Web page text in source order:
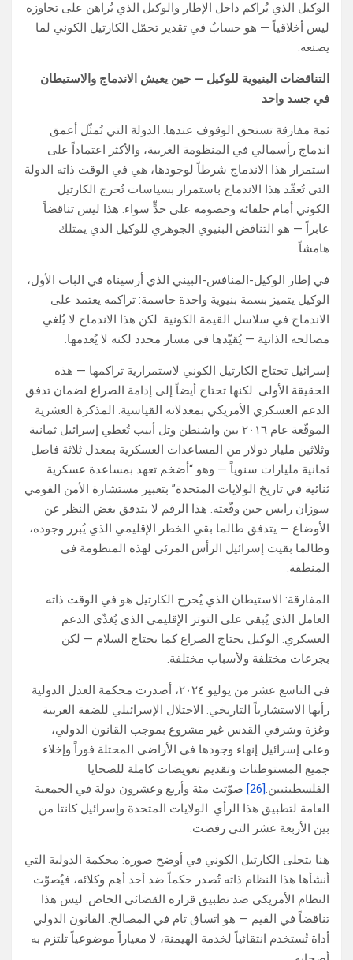
الوكيل الذي يُراكم داخل الإطار والوكيل الذي يُراهن على تجاوزه
ليس أخلاقياً — هو حسابٌ في تقدير تحمّل الكارتيل الكوني لما
يصنعه.
التناقضات البنيوية للوكيل — حين يعيش الاندماج والاستيطان
في جسد واحد
ثمة مفارقة تستحق الوقوف عندها. الدولة التي تُمثّل أعمق
اندماج رأسمالي في المنظومة الغربية، والأكثر اعتماداً على
استمرار هذا الاندماج شرطاً لوجودها، هي في الوقت ذاته الدولة
التي تُعقّد هذا الاندماج باستمرار بسياسات تُحرج الكارتيل
الكوني أمام حلفائه وخصومه على حدٍّ سواء. هذا ليس تناقضاً
عابراً — هو التناقض البنيوي الجوهري للوكيل الذي يمتلك
هامشاً.
في إطار الوكيل-المنافس-البيني الذي أرسيناه في الباب الأول،
الوكيل يتميز بسمة بنيوية واحدة حاسمة: تراكمه يعتمد على
الاندماج في سلاسل القيمة الكونية. لكن هذا الاندماج لا يُلغي
مصالحه الذاتية — يُقيّدها في مسار محدد لكنه لا يُعدمها.
إسرائيل تحتاج الكارتيل الكوني لاستمرارية تراكمها — هذه
الحقيقة الأولى. لكنها تحتاج أيضاً إلى إدامة الصراع لضمان تدفق
الدعم العسكري الأمريكي بمعدلاته القياسية. المذكرة العشرية
الموقّعة عام ٢٠١٦ بين واشنطن وتل أبيب تُعطي إسرائيل ثمانية
وثلاثين مليار دولار من المساعدات العسكرية بمعدل ثلاثة فاصل
ثمانية مليارات سنوياً — وهو “أضخم تعهد بمساعدة عسكرية
ثنائية في تاريخ الولايات المتحدة” بتعبير مستشارة الأمن القومي
سوزان رايس حين وقّعته. هذا الرقم لا يتدفق بغض النظر عن
الأوضاع — يتدفق طالما بقي الخطر الإقليمي الذي يُبرر وجوده،
وطالما بقيت إسرائيل الرأس المرئي لهذه المنظومة في
المنطقة.
المفارقة: الاستيطان الذي يُحرج الكارتيل هو في الوقت ذاته
العامل الذي يُبقي على التوتر الإقليمي الذي يُغذّي الدعم
العسكري. الوكيل يحتاج الصراع كما يحتاج السلام — لكن
بجرعات مختلفة ولأسباب مختلفة.
في التاسع عشر من يوليو ٢٠٢٤، أصدرت محكمة العدل الدولية
رأيها الاستشارياً التاريخي: الاحتلال الإسرائيلي للضفة الغربية
وغزة وشرقي القدس غير مشروع بموجب القانون الدولي،
وعلى إسرائيل إنهاء وجودها في الأراضي المحتلة فوراً وإخلاء
جميع المستوطنات وتقديم تعويضات كاملة للضحايا
الفلسطينيين.[26]
صوّتت مئة وأربع وعشرون دولة في الجمعية
العامة لتطبيق هذا الرأي. الولايات المتحدة وإسرائيل كانتا من
بين الأربعة عشر التي رفضت.
هنا يتجلى الكارتيل الكوني في أوضح صوره: محكمة الدولية التي
أنشأها هذا النظام ذاته تُصدر حكماً ضد أحد أهم وكلائه، فيُصوّت
النظام الأمريكي ضد تطبيق قراره القضائي الخاص. ليس هذا
تناقضاً في القيم — هو اتساق تام في المصالح. القانون الدولي
أداة تُستخدم انتقائياً لخدمة الهيمنة، لا معياراً موضوعياً تلتزم به